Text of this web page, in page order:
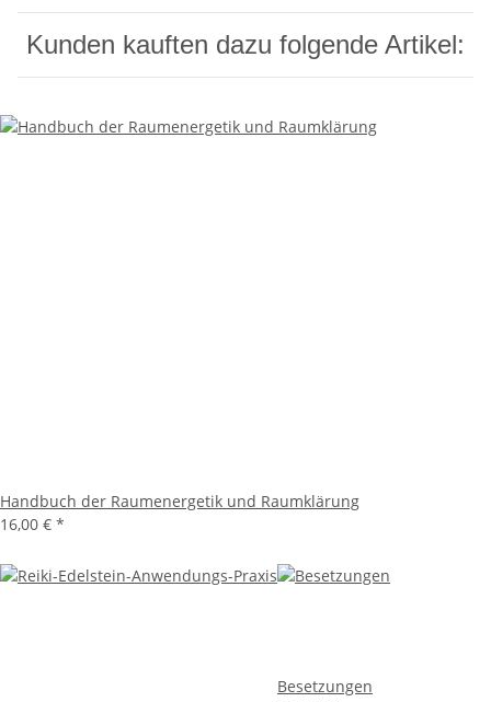
Kunden kauften dazu folgende Artikel:
Handbuch der Raumenergetik und Raumklärung
16,00 € *
Besetzungen